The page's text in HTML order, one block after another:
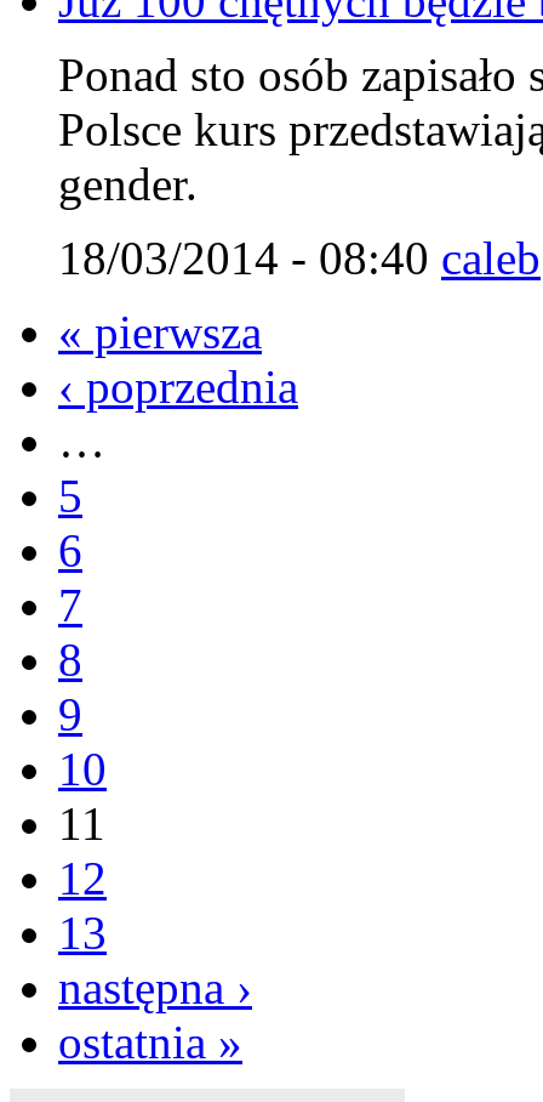
Ponad sto osób
Polsce kurs
gender.
18/03/2014 - 08:40 caleb
« pierwsza
‹ poprzednia
…
5
6
7
8
9
10
11
12
13
następna ›
ostatnia »